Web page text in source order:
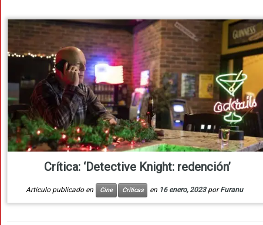
Crítica: ‘Detective Knight: redención’
Artículo publicado en Cine Críticas en 16 enero, 2023 porFuranu